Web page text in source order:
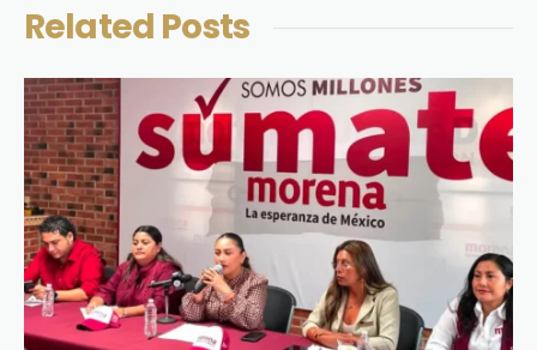
Related Posts